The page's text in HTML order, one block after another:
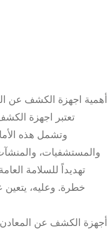
أهمية اجهزة الكشف عن
تعتبر اجهزة
وتشمل هذه
والمستشفيات،
تهديداً للسلامة
خطرة. وعليه، يتعين
أجهزة الكشف عن المعادن